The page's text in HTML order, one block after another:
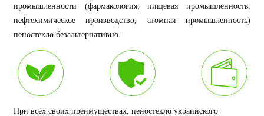
промышленности (фармакология, пищевая промышленность,
нефтехимическое производство, атомная промышленность)
пеностекло безальтернативно.
При всех своих преимуществах, пеностекло украинского